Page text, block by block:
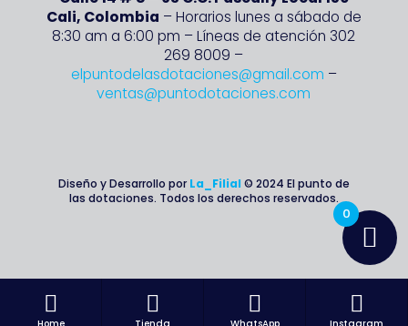
Cali, Colombia – Horarios lunes a sábado de
8:30 am a 6:00 pm – Líneas de atención 302
269 8009 –
elpuntodelasdotaciones@gmail.com –
ventas@puntodotaciones.com
Diseño y Desarrollo por La_Filial © 2024 El punto de
las dotaciones. Todos los derechos reservados.
   
0